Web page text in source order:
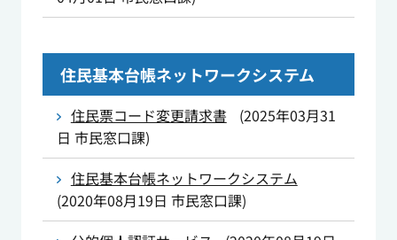
住民基本台帳ネットワークシステム
住民票コード変更請求書 (2025年03月31
日 市民窓口課)
住民基本台帳ネットワークシステム
(2020年08月19日 市民窓口課)